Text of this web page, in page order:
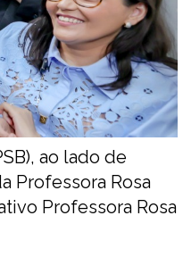
ao lado de
Professora Rosa
Professora Rosa